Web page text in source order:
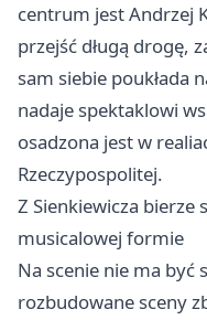
centrum jest Andrzej
przejść długą drogę,
sam siebie poukłada
nadaje spektaklowi
osadzona jest w
Rzeczypospolitej.
Z Sienkiewicza bierze
musicalowej formie
Na scenie nie ma
rozbudowane sceny